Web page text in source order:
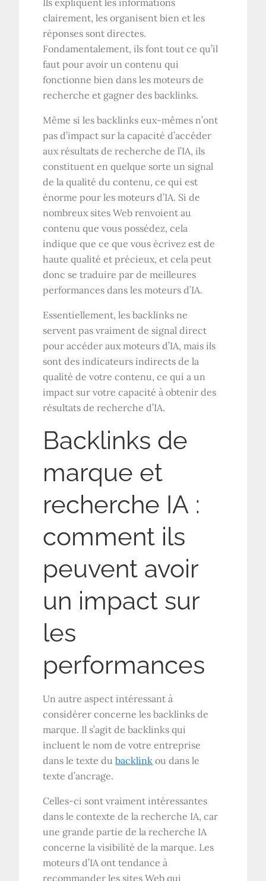
clairement, les organisent bien et les
réponses sont directes.
Fondamentalement, ils font tout ce qu’il
faut pour avoir un contenu qui
fonctionne bien dans les moteurs de
recherche et gagner des backlinks.
Même si les backlinks eux-mêmes n’ont
pas d’impact sur la capacité d’accéder
aux résultats de recherche de l’IA, ils
constituent en quelque sorte un signal
de la qualité du contenu, ce qui est
énorme pour les moteurs d’IA. Si de
nombreux sites Web renvoient au
contenu que vous possédez, cela
indique que ce que vous écrivez est de
haute qualité et précieux, et cela peut
donc se traduire par de meilleures
performances dans les moteurs d’IA.
Essentiellement, les backlinks ne
servent pas vraiment de signal direct
pour accéder aux moteurs d’IA, mais ils
sont des indicateurs indirects de la
qualité de votre contenu, ce qui a un
impact sur votre capacité à obtenir des
résultats de recherche d’IA.
Backlinks de
marque et
recherche IA :
comment ils
peuvent avoir
un impact sur
les
performances
Un autre aspect intéressant à
considérer concerne les backlinks de
marque. Il s’agit de backlinks qui
incluent le nom de votre entreprise
dans le texte dubacklink ou dans le
texte d’ancrage.
Celles-ci sont vraiment intéressantes
dans le contexte de la recherche IA, car
une grande partie de la recherche IA
concerne la visibilité de la marque. Les
moteurs d’IA ont tendance à
recommander les sites Web qui